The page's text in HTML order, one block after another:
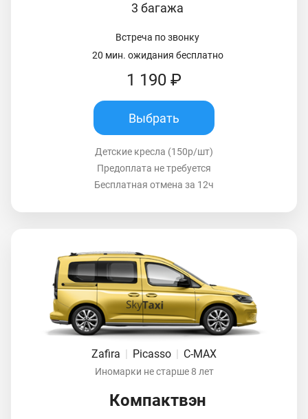
3 багажа
Встреча по звонку
20 мин. ожидания бесплатно
1 190 ₽
Выбрать
Детские кресла (150р/шт)
Предоплата не требуется
Бесплатная отмена за 12ч
Zafira | Picasso | C-MAX
Иномарки не старше 8 лет
Компактвэн